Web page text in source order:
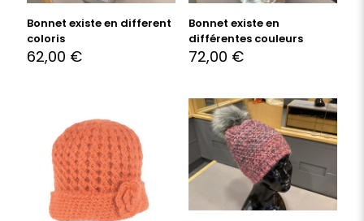
Bonnet existe en different
coloris
62,00 €
Bonnet existe en
différentes couleurs
72,00 €